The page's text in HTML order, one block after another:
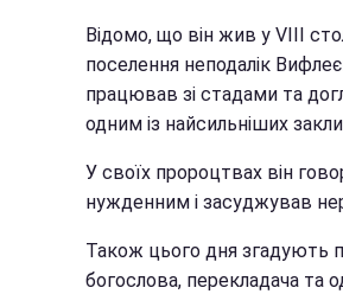
Відомо, що він жив у VIII
поселення неподалік
працював зі стадами та
одним із найсильніших
У своїх пророцтвах він
нужденним і засуджував
Також цього дня згадують
богослова, перекладача та